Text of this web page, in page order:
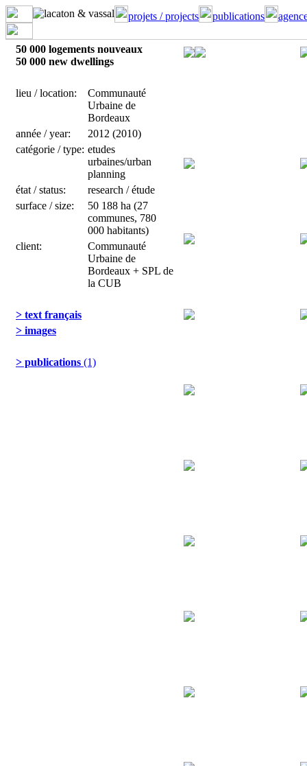
projets / projects publications
50 000 logements nouveaux
50 000 new dwellings
lieu / location:
Communauté
Urbaine de
Bordeaux
année / year:
2012 (2010)
catégorie / type: etudes
urbaines/urban
planning
état / status:
research / étude
surface / size:
50 188 ha (27
communes, 780
000 habitants)
client:
Communauté
Urbaine de
Bordeaux + SPL de
la CUB
> text français
> images
> publications (1)